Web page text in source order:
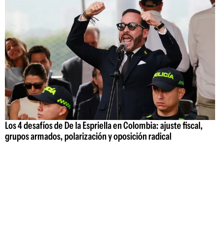
Los 4 desafíos de De la Espriella en Colombia: ajuste fiscal,
grupos armados, polarización y oposición radical